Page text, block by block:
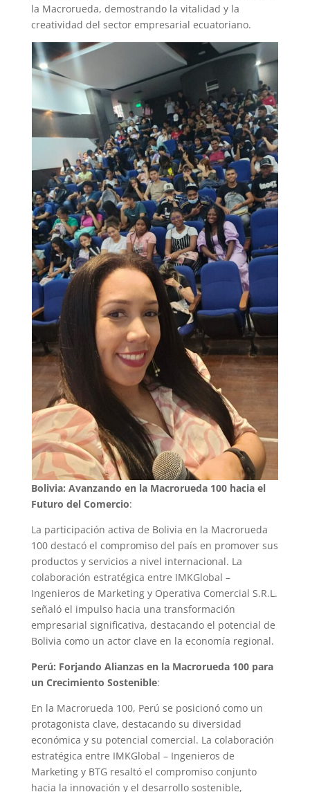
la Macrorueda, demostrando la vitalidad y la
creatividad del sector empresarial ecuatoriano.
Bolivia: Avanzando en la Macrorueda 100 hacia el
Futuro del Comercio:
La participación activa de Bolivia en la Macrorueda
100 destacó el compromiso del país en promover sus
productos y servicios a nivel internacional. La
colaboración estratégica entre IMKGlobal –
Ingenieros de Marketing y Operativa Comercial S.R.L.
señaló el impulso hacia una transformación
empresarial significativa, destacando el potencial de
Bolivia como un actor clave en la economía regional.
Perú: Forjando Alianzas en la Macrorueda 100 para
un Crecimiento Sostenible:
En la Macrorueda 100, Perú se posicionó como un
protagonista clave, destacando su diversidad
económica y su potencial comercial. La colaboración
estratégica entre IMKGlobal – Ingenieros de
Marketing y BTG resaltó el compromiso conjunto
hacia la innovación y el desarrollo sostenible,